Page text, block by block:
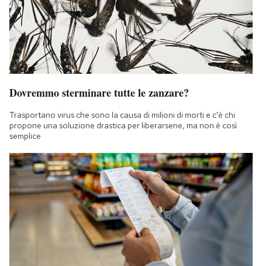
Dovremmo sterminare tutte le zanzare?
Trasportano virus che sono la causa di milioni di morti e c'è chi
propone una soluzione drastica per liberarsene, ma non è così
semplice